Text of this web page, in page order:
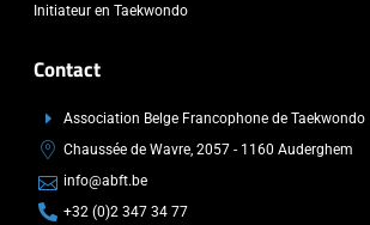
Initiateur en Taekwondo
Contact
Association Belge Francophone de Taekwondo
Chaussée de Wavre, 2057 - 1160 Auderghem
info@abft.be
+32 (0)2 347 34 77